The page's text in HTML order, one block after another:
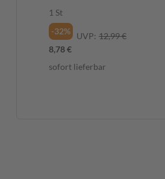
1 St
-32%
UVP: 12,99 €
8,78 €
sofort lieferbar